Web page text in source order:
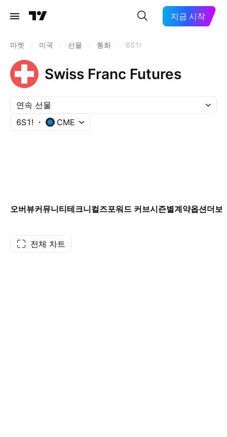
지금 시작
마켓 미국 선물 통화 6S1!
Swiss Franc Futures
연속 선물
6S1!
CME
오버뷰커뮤니티테크니컬즈포워드 커브시즌별계약옵션더보
전체 차트